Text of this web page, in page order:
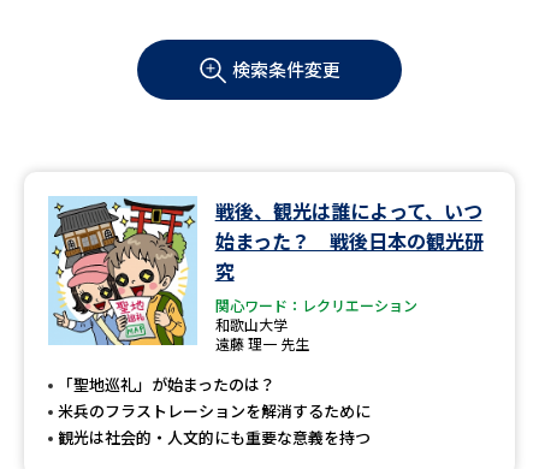
学部・学科パンフ
総合型選抜・学校推薦型選抜 募
大学入学共通テスト利用選抜の
大学・短大以外の資料から請求
専門学校の資料請求 大学院の資料請求
大学入学共通テスト「受験案
大学入学共通テスト「受験上の
配慮案内」の請求
高等学校卒業程度認定試験
検索条件変更
戦後、観光は誰によって、いつ
始まった？ 戦後日本の観光研
究
関心ワード：レクリエーション
和歌山大学
遠藤 理一 先生
「聖地巡礼」が始まったのは？
米兵のフラストレーションを解消するために
観光は社会的・人文的にも重要な意義を持つ